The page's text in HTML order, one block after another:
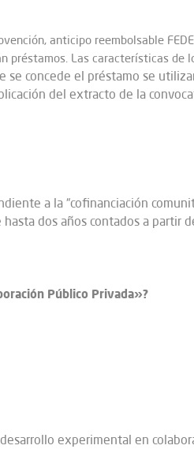
anticipo reembolsable
préstamos. Las características de
concede el préstamo se
del extracto de la
a la “cofinanciación
dos años contados a partir
Público Privada»?
experimental en